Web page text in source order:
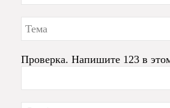
Проверка. Напишите 123 в